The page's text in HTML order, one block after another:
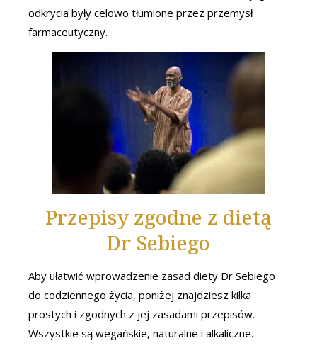
odkrycia były celowo tłumione przez przemysł
farmaceutyczny.
Przepisy zgodne z dietą
Dr Sebiego
Aby ułatwić wprowadzenie zasad diety Dr Sebiego
do codziennego życia, poniżej znajdziesz kilka
prostych i zgodnych z jej zasadami przepisów.
Wszystkie są wegańskie, naturalne i alkaliczne.